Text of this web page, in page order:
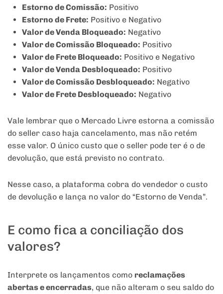
Estorno de Comissão: Positivo
Estorno de Frete: Positivo e Negativo
Valor de Venda Bloqueado: Negativo
Valor de Comissão Bloqueado: Positivo
Valor de Frete Bloqueado: Positivo e Negativo
Valor de Venda Desbloqueado: Positivo
Valor de Comissão Desbloqueado: Negativo
Valor de Frete Desbloqueado: Negativo
Vale lembrar que o Mercado Livre estorna a comissão
do seller caso haja cancelamento, mas não retém
esse valor. O único custo que o seller pode ter é o de
devolução, que está previsto no contrato.
Nesse caso, a plataforma cobra do vendedor o custo
de devolução e lança no valor do “Estorno de Venda”.
E como fica a conciliação dos
valores?
Interprete os lançamentos como reclamações
abertas e encerradas, que não alteram o seu saldo do